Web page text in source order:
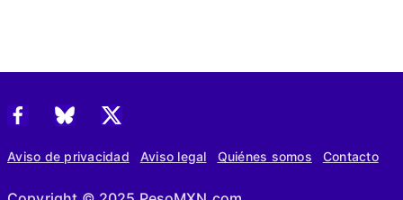
Aviso de privacidad Aviso legal Quiénes somos Contacto